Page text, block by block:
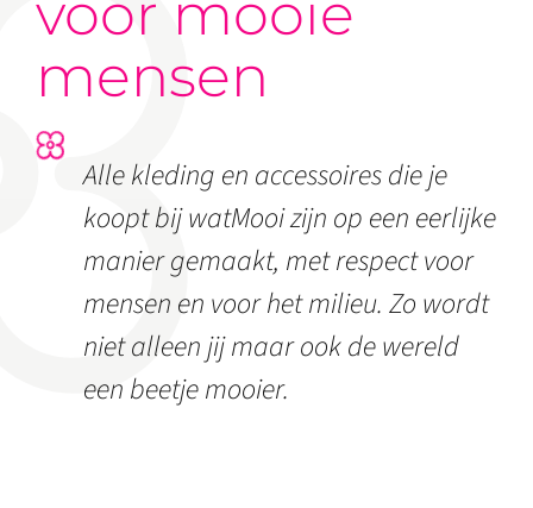
voor mooie
mensen
Alle kleding en accessoires die je
koopt bij watMooi zijn op een eerlijke
manier gemaakt, met respect voor
mensen en voor het milieu. Zo wordt
niet alleen jij maar ook de wereld
een beetje mooier.